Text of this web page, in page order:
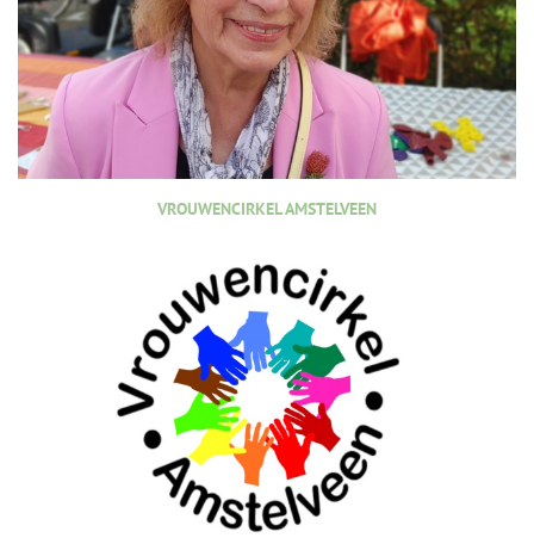
VROUWENCIRKEL AMSTELVEEN